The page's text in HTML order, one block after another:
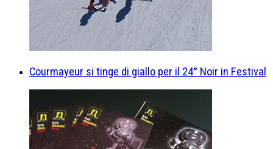
Courmayeur si tinge di giallo per il 24° Noir in Festival